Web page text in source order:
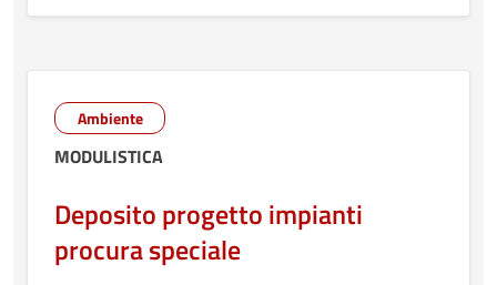
Ambiente
MODULISTICA
Deposito progetto impianti
procura speciale